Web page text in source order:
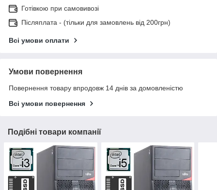
Готівкою при самовивозі
Післяплата - (тільки для замовлень від 200грн)
Всі умови оплати
Умови повернення
Повернення товару впродовж 14 днів за домовленістю
Всі умови повернення
Подібні товари компанії